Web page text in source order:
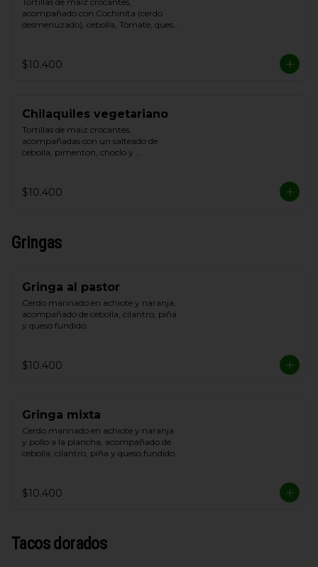
acompañado con Cochinita (cerdo
desmenuzado), cebolla, Tómate, queso
$10.400
Chilaquiles vegetariano
Tortillas de maíz crocantes,
acompañadas con un salteado de
cebolla, pimenton, choclo y
$10.400
Gringas
Gringa al pastor
Cerdo marinado en achiote y naranja,
acompañado de cebolla, cilantro, piña
y queso fundido.
$10.400
Gringa mixta
Cerdo marinado en achiote y naranja
y pollo a la plancha, acompañado de
cebolla, cilantro, piña y queso fundido.
$10.400
Tacos dorados